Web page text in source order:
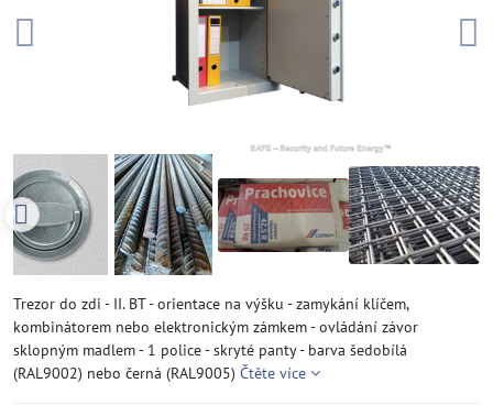
Trezor do zdi - II. BT - orientace na výšku - zamykání klíčem,
kombinátorem nebo elektronickým zámkem - ovládání závor
sklopným madlem - 1 police - skryté panty - barva šedobílá
(RAL9002) nebo černá (RAL9005) Čtěte více